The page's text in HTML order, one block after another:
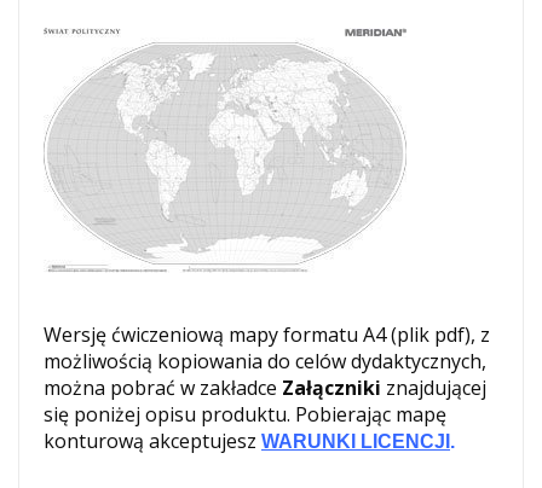
Wersję ćwiczeniową mapy formatu A4 (plik pdf), z
możliwością kopiowania do celów dydaktycznych,
można pobrać w zakładce Załączniki znajdującej
się poniżej opisu produktu. Pobierając mapę
konturową akceptujesz WARUNKI LICENCJI .